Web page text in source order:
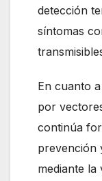
detección
síntomas
En cuanto
por
continúa
prevención
mediante la